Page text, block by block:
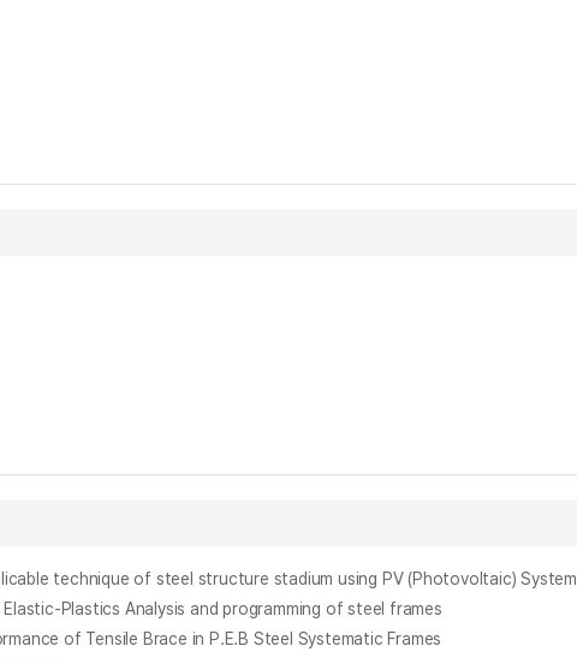
technique of steel structure stadium using PV (Photovoltaic) System
Elastic-Plastics Analysis and programming of steel frames
of Tensile Brace in P.E.B Steel Systematic Frames